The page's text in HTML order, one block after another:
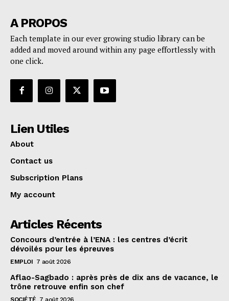
A PROPOS
Each template in our ever growing studio library can be
added and moved around within any page effortlessly with
one click.
Lien Utiles
About
Contact us
Subscription Plans
My account
Articles Récents
Concours d’entrée à l’ENA : les centres d’écrit
dévoilés pour les épreuves
EMPLOI 7 août 2026
Aflao-Sagbado : après près de dix ans de vacance, le
trône retrouve enfin son chef
SOCIÉTÉ 7 août 2026